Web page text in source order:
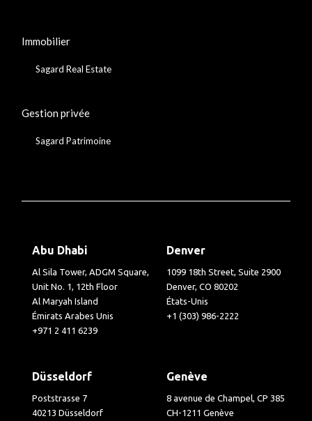
Immobilier
Sagard Real Estate
Gestion privée
Sagard Patrimoine
Abu Dhabi
Al Sila Tower, ADGM Square,
Unit No. 1, 12th Floor
Al Maryah Island
Émirats Arabes Unis
+971 2 411 6239
Denver
1099 18th Street, Suite 2900
Denver, CO 80202
États-Unis
+1 (303) 986-2222
Düsseldorf
Poststrasse 7
40213 Düsseldorf
Genève
8 avenue de Champel, CP 385
CH-1211 Genève